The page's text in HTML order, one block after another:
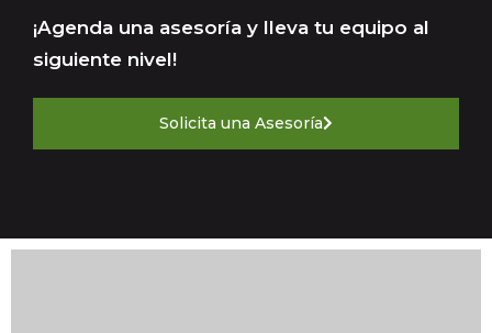
¡Agenda una asesoría y lleva tu equipo al
siguiente nivel!
Solicita una Asesoría